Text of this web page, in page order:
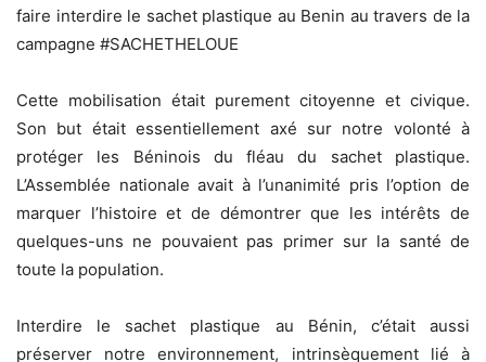
faire interdire le sachet plastique au Benin au travers de la
campagne #SACHETHELOUE
Cette mobilisation était purement citoyenne et civique.
Son but était essentiellement axé sur notre volonté à
protéger les Béninois du fléau du sachet plastique.
L’Assemblée nationale avait à l’unanimité pris l’option de
marquer l’histoire et de démontrer que les intérêts de
quelques-uns ne pouvaient pas primer sur la santé de
toute la population.
Interdire le sachet plastique au Bénin, c’était aussi
préserver notre environnement, intrinsèquement lié à